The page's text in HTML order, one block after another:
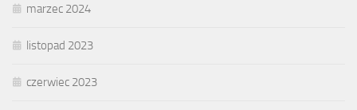
marzec 2024
listopad 2023
czerwiec 2023